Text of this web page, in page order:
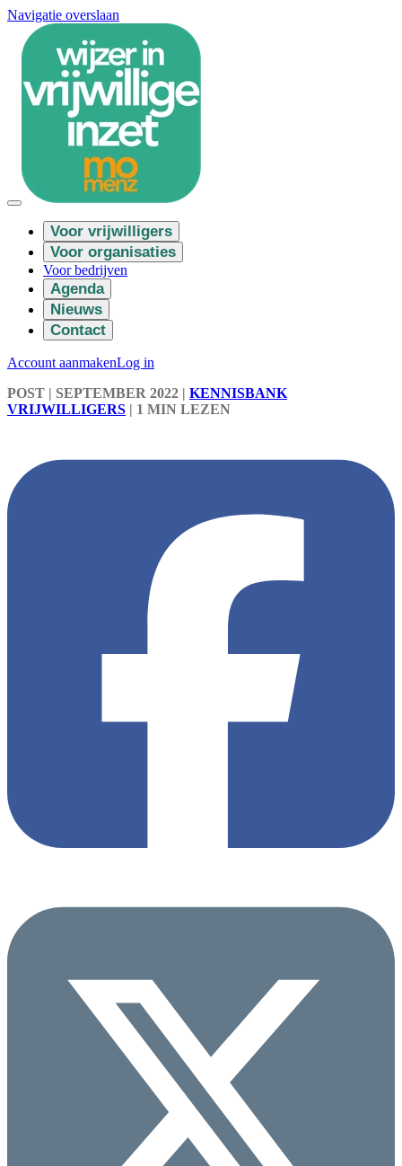
Navigatie overslaan
Voor vrijwilligers
Voor organisaties
Voor bedrijven
Agenda
Nieuws
Contact
Account aanmakenLog in
POST | SEPTEMBER 2022 | KENNISBANK
VRIJWILLIGERS | 1 MIN LEZEN